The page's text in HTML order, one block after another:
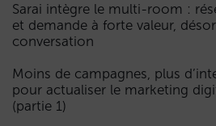
Sarai intègre le multi-room :
et demande à forte valeur,
conversation
Moins de campagnes, plus
pour actualiser le marketing
(partie 1)